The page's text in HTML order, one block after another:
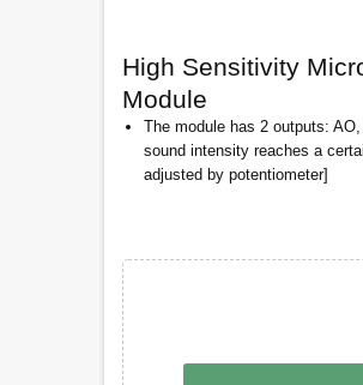
High Sensitivity
Module
The module has 2 outputs:
sound intensity reaches a
adjusted by potentiometer]